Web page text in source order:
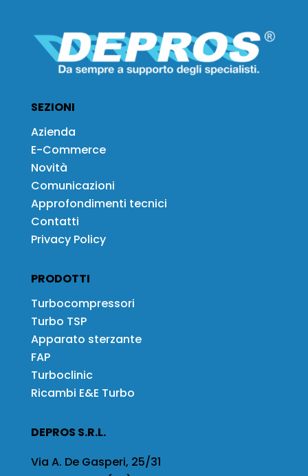
SEZIONI
Azienda
E-Commerce
Novità
Comunicazioni
Approfondimenti tecnici
Contatti
Privacy Policy
PRODOTTI
Turbocompressori
Turbo TSP
Apparato sterzante
FAP
Turboclinic
Ricambi E&E Turbo
DEPROS S.R.L.
Via A. De Gasperi, 25/31